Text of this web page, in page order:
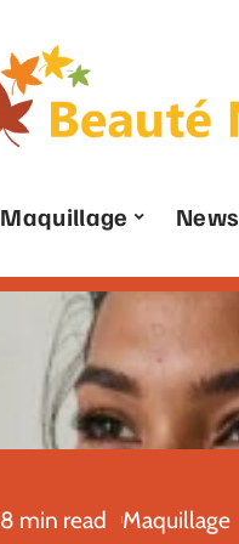
Maquillage News
8 min read Maquillage